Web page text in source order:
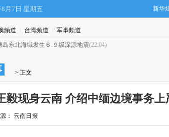
月7日 星期五 新华
频道 台湾频道 军事频道
北海域发生６.９级深源地震(22:04)
> 正文
毅现身云南 介绍中缅边境事务上
： 云南日报